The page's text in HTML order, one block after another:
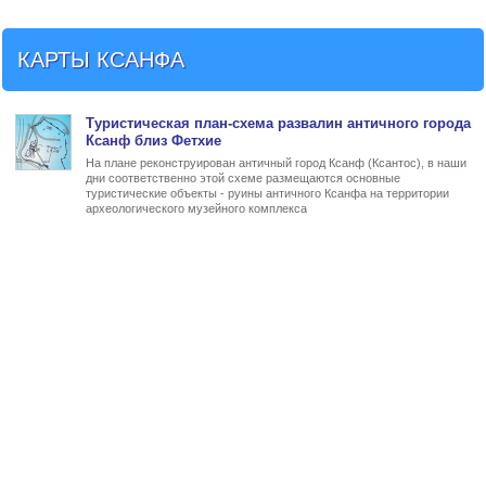
КАРТЫ КСАНФА
Туристическая план-схема развалин античного города
Ксанф близ Фетхие
На плане реконструирован античный город Ксанф (Ксантос), в наши
дни соответственно этой схеме размещаются основные
туристические объекты - руины античного Ксанфа на территории
археологического музейного комплекса